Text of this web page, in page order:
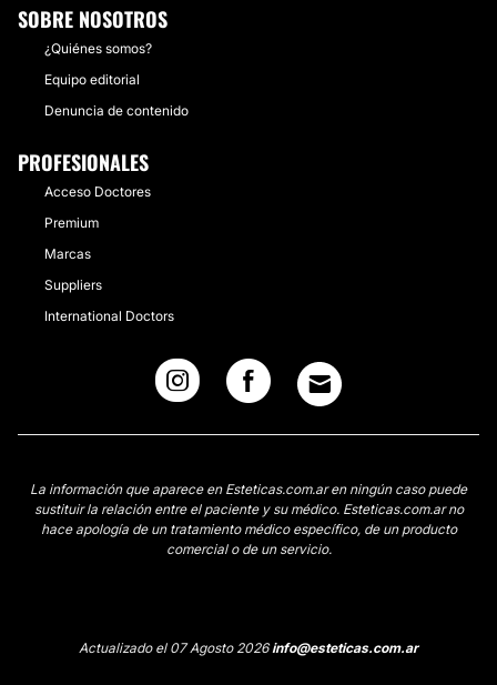
SOBRE NOSOTROS
¿Quiénes somos?
Equipo editorial
Denuncia de contenido
PROFESIONALES
Acceso Doctores
Premium
Marcas
Suppliers
International Doctors
La información que aparece en Esteticas.com.ar en ningún caso puede
sustituir la relación entre el paciente y su médico. Esteticas.com.ar no
hace apología de un tratamiento médico específico, de un producto
comercial o de un servicio.
Actualizado el 07 Agosto 2026info@esteticas.com.ar